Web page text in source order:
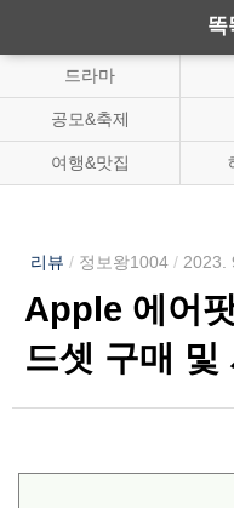
똑
드라마
공모&축제
여행&맛집
리뷰 / 정보왕1004 / 2023.
Apple 에어
드셋 구매 및